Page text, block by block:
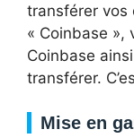
transférer vos
« Coinbase »,
Coinbase
transférer.
Mise en